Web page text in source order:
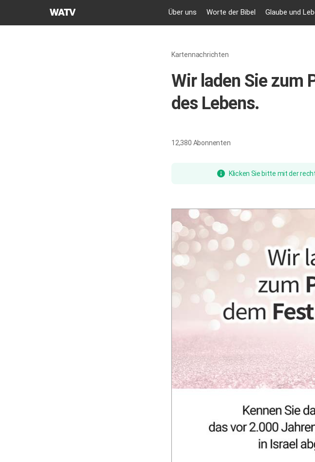
GEMEINDE
Über uns Worte der Bibel Glaube und
Kartennachrichten
Wir laden Sie zum
des Lebens.
12,380 Abonnenten
Klicken Sie bitte mit der